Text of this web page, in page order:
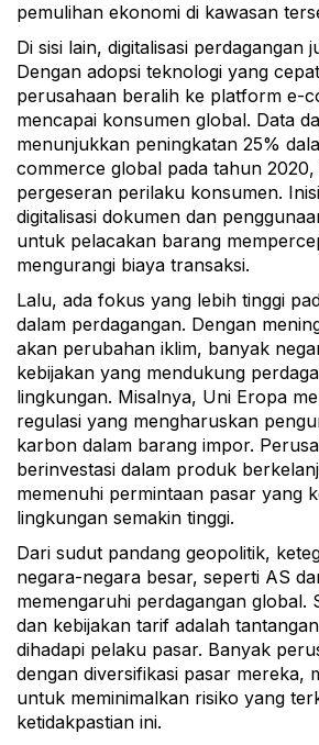
pemulihan ekonomi di kawasan
Di sisi lain, digitalisasi perdagangan
Dengan adopsi teknologi yang
perusahaan beralih ke platform e-
mencapai konsumen global. Data
menunjukkan peningkatan 25%
commerce global pada tahun
pergeseran perilaku konsumen.
digitalisasi dokumen dan
untuk pelacakan barang
mengurangi biaya transaksi.
Lalu, ada fokus yang lebih tinggi
dalam perdagangan. Dengan
akan perubahan iklim, banyak
kebijakan yang mendukung
lingkungan. Misalnya, Uni Eropa
regulasi yang mengharuskan
karbon dalam barang impor.
berinvestasi dalam produk
memenuhi permintaan pasar yang
lingkungan semakin tinggi.
Dari sudut pandang geopolitik,
negara-negara besar, seperti AS
memengaruhi perdagangan global.
dan kebijakan tarif adalah
dihadapi pelaku pasar. Banyak
dengan diversifikasi pasar mereka,
untuk meminimalkan risiko yang
ketidakpastian ini.